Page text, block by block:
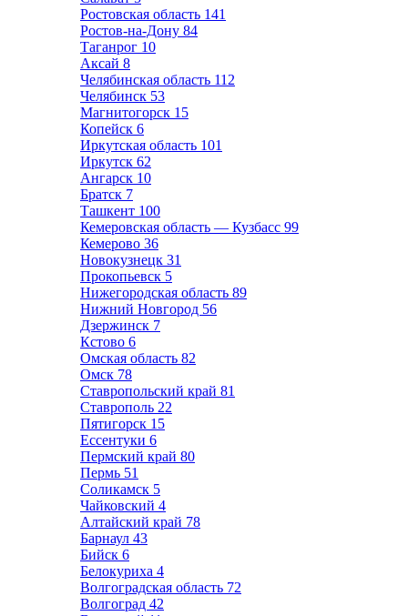
Ростовская область 141
Ростов-на-Дону 84
Таганрог 10
Аксай 8
Челябинская область 112
Челябинск 53
Магнитогорск 15
Копейск 6
Иркутская область 101
Иркутск 62
Ангарск 10
Братск 7
Ташкент 100
Кемеровская область — Кузбасс 99
Кемерово 36
Новокузнецк 31
Прокопьевск 5
Нижегородская область 89
Нижний Новгород 56
Дзержинск 7
Кстово 6
Омская область 82
Омск 78
Ставропольский край 81
Ставрополь 22
Пятигорск 15
Ессентуки 6
Пермский край 80
Пермь 51
Соликамск 5
Чайковский 4
Алтайский край 78
Барнаул 43
Бийск 6
Белокуриха 4
Волгоградская область 72
Волгоград 42